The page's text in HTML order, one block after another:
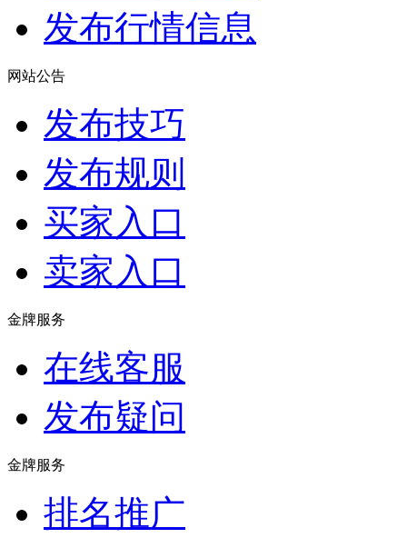
发布行情信息
网站公告
发布技巧
发布规则
买家入口
卖家入口
金牌服务
在线客服
发布疑问
金牌服务
排名推广